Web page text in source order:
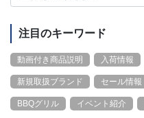
注目のキーワード
動画付き商品説明 入荷情報
新規取扱ブランド セール情報
BBQグリル イベント紹介